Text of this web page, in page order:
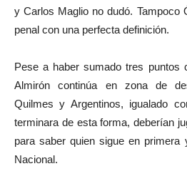
y Carlos Maglio no dudó. Tampoco
penal con una perfecta definición.
Pese a haber sumado tres puntos
Almirón continúa en zona de
Quilmes y Argentinos, igualado
terminara de esta forma, deberían
para saber quien sigue en
Nacional.